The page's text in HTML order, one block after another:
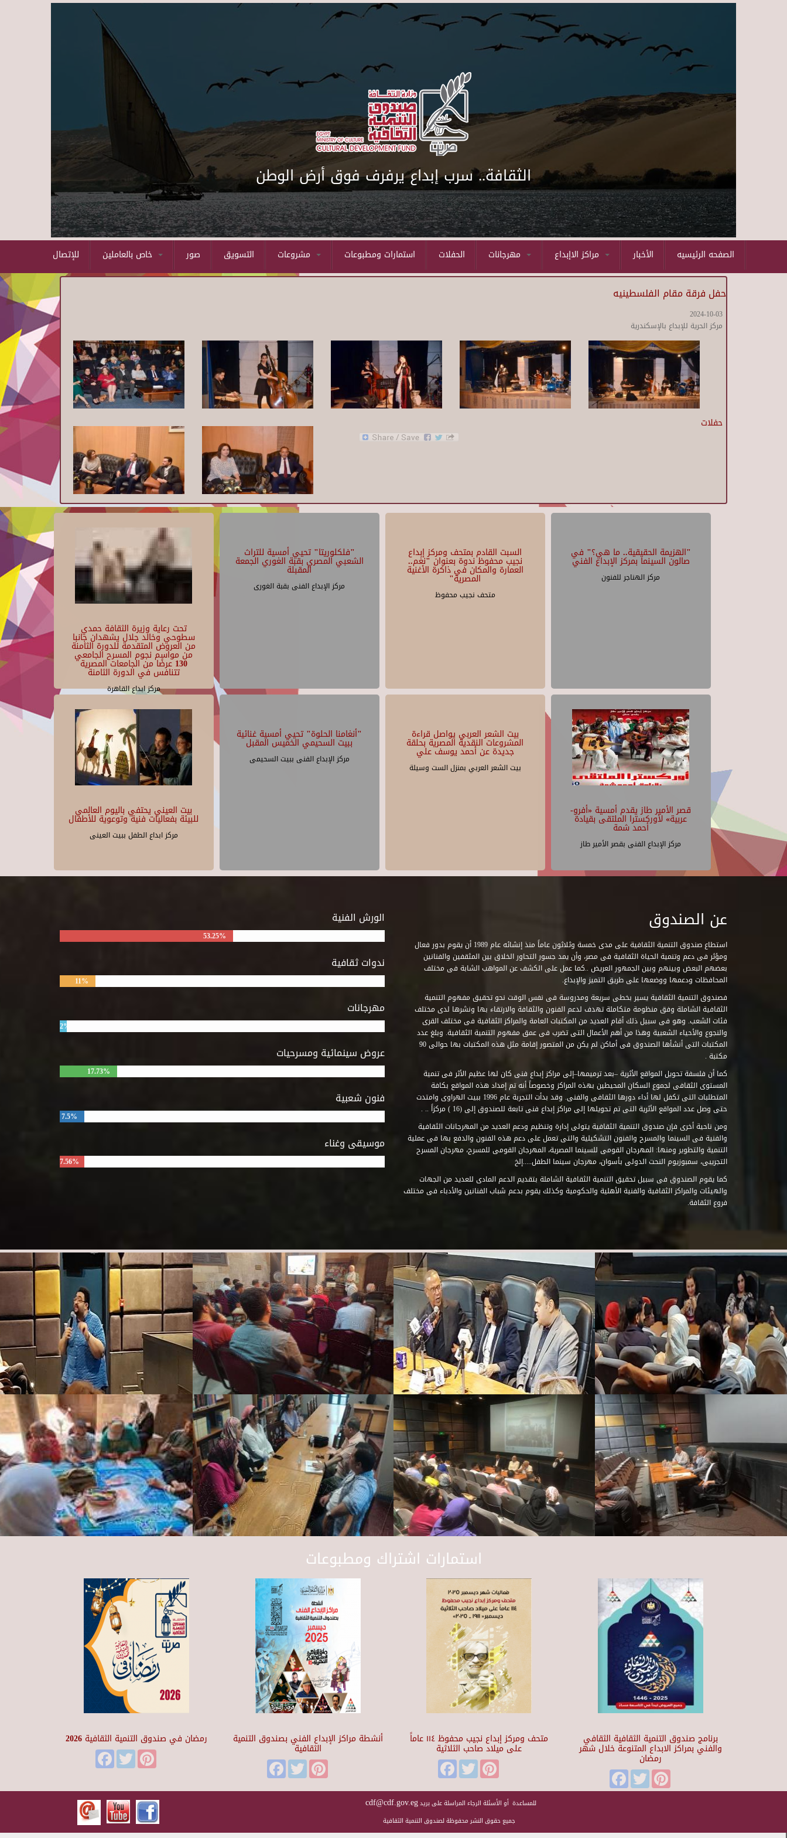
Skip to main content
الثقافة.. سرب إبداع يرفرف فوق أرض الوطن
للإتصال صور التسويق استمارات ومطبوعات الحفلات الأخبار الصفحه الرئيسيه
حفل فرقة مقام الفلسطينيه
2024-10-03
مركز الحرية للإبداع بالإسكندرية
حفلات
تحت رعاية وزيرة الثقافة حمدي
سطوحي وخالد جلال يشهدان جانبا
من العروض المتقدمة للدورة الثامنة
من مواسم نجوم المسرح الجامعي
130 عرضًا من الجامعات المصرية
تتنافس في الدورة الثامنة
مركز ابداع القاهرة
"فلكلوريتا" تحيي أمسية للتراث
الشعبي المصري بقبة الغوري الجمعة
المقبلة
مركز الإبداع الفنى بقبة الغورى
السبت القادم بمتحف ومركز إبداع
نجيب محفوظ ندوة بعنوان "نغم..
العمارة والمكان في ذاكرة الأغنية
المصرية"
متحف نجيب محفوظ
"الهزيمة الحقيقية.. ما هي؟" في
صالون السينما بمركز الإبداع الفني
مركز الهناجر للفنون
بيت العيني يحتفي باليوم العالمي
للبيئة بفعاليات فنية وتوعوية للأطفال
مركز ابداع الطفل ببيت العينى
"أنغامنا الحلوة" تحيي أمسية غنائية
ببيت السحيمي الخميس المقبل
مركز الإبداع الفنى ببيت السحيمى
بيت الشعر العربي يواصل قراءة
المشروعات النقدية المصرية بحلقة
جديدة عن أحمد يوسف علي
بيت الشعر العربي بمنزل الست وسيلة
قصر الأمير طاز يقدم أمسية «أفرو-
عربية» لأوركسترا الملتقى بقيادة
أحمد شمة
مركز الإبداع الفنى بقصر الأمير طاز
الورش الفنية
53.25%
ندوات ثقافية
11%
مهرجانات
2%
عروض سينمائية ومسرحيات
17.73%
فنون شعبية
7.5%
موسيقى وغناء
7.56%
عن الصندوق
استطاع صندوق التنمية الثقافية على مدى خمسة وثلاثون عاماً منذ إنشائه عام 1989 أن يقوم بدور فعال
ومؤثر فى دعم وتنمية الحياة الثقافية فى مصر، وأن يمد جسور التحاور الخلاق بين المثقفين والفنانين
بعضهم البعض وبينهم وبين الجمهور العريض ..كما عمل على الكشف عن المواهب الشابة فى مختلف
المحافظات ودعمها ووضعها على طريق التميز والإبداع.
فصندوق التنمية الثقافية يسير بخطى سريعة ومدروسة فى نفس الوقت نحو تحقيق مفهوم التنمية
الثقافية الشاملة وفق منظومة متكاملة تهدف لدعم الفنون والثقافة والارتقاء بها ونشرها لدى مختلف
فئات الشعب. وهو فى سبيل ذلك أقام العديد من المكتبات العامة والمراكز الثقافية فى مختلف القرى
والنجوع والأحياء الشعبية وهذا من أهم الأعمال التى تضرب فى عمق مفهوم التنمية الثقافية. وبلغ عدد
المكتبات التى أنشأها الصندوق فى أماكن لم يكن من المتصور إقامة مثل هذه المكتبات بها حوالى 90
مكتبة .
كما أن فلسفة تحويل المواقع الأثرية –بعد ترميمها–إلى مراكز إبداع فنى كان لها عظيم الأثر فى تنمية
المستوى الثقافى لجموع السكان المحيطين بهذه المراكز وخصوصاً أنه تم إمداد هذه المواقع بكافة
المتطلبات التى تكفل لها أداء دورها الثقافى والفنى. وقد بدأت التجربة عام 1996 ببيت الهراوى وامتدت
حتى وصل عدد المواقع الأثرية التى تم تحويلها إلى مراكز إبداع فنى تابعة للصندوق إلى (16 ) مركزاً .. .
ومن ناحية أخرى فإن صندوق التنمية الثقافية يتولى إدارة وتنظيم ودعم العديد من المهرجانات الثقافية
والفنية فى السينما والمسرح والفنون التشكيلية والتى تعمل على دعم هذه الفنون والدفع بها فى عملية
التنمية والتطوير ومنها: المهرجان القومى للسينما المصرية، المهرجان القومى للمسرح، مهرجان المسرح
التجريبى، سمبوزيوم النحت الدولى بأسوان، مهرجان سينما الطفل.....إلخ
كما يقوم الصندوق فى سبيل تحقيق التنمية الثقافية الشاملة بتقديم الدعم المادى للعديد من الجهات
والهيئات والمراكز الثقافية والفنية الأهلية والحكومية وكذلك يقوم بدعم شباب الفنانين والأدباء فى مختلف
فروع الثقافة.
استمارات اشتراك ومطبوعات
رمضان في صندوق التنمية الثقافية 2026
FacebookTwitter
أنشطة مراكز الإبداع الفني بصندوق التنمية
الثقافية
FacebookTwitterPinterest
متحف ومركز إبداع نجيب محفوظ ١١٤ عاماً
على ميلاد صاحب الثلاثية
FacebookTwitter
برنامج صندوق التنمية الثقافية الثقافي
والفني بمراكز الابداع المتنوعة خلال شهر
رمضان
FacebookTwitterPinterest
للمساعدة أو الأسئلة الرجاء المراسلة على بريدcdf@cdf.gov.eg
جميع حقوق النشر محفوظة لصندوق التنمية الثقافية